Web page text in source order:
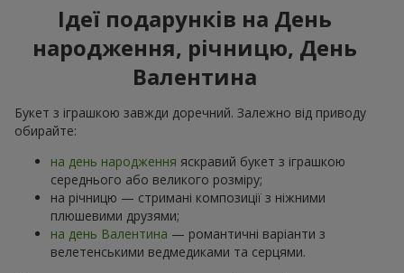
Ідеї подарунків на День
народження, річницю, День
Валентина
Букет з іграшкою завжди доречний. Залежно від приводу
обирайте:
на день народження яскравий букет з іграшкою
середнього або великого розміру;
на річницю — стримані композиції з ніжними
плюшевими друзями;
на день Валентина — романтичні варіанти з
велетенськими ведмедиками та серцями.